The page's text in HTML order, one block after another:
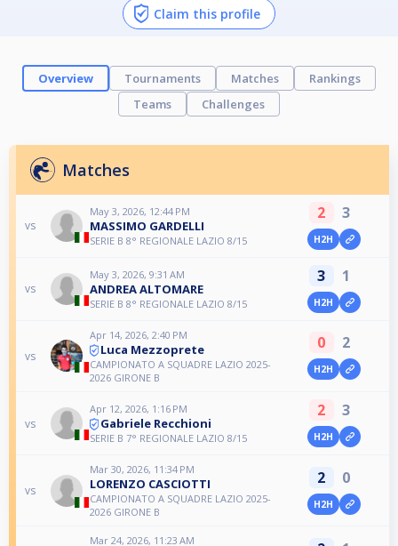
Claim this profile
Overview Tournaments Matches
Rankings
Teams
Challenges
Matches
vs
May 3, 2026, 12:44 PM
MASSIMO GARDELLI
SERIE B 8° REGIONALE LAZIO 8/15
2 3
H2H
vs
May 3, 2026, 9:31 AM
ANDREA ALTOMARE
SERIE B 8° REGIONALE LAZIO 8/15
3 1
H2H
vs
Apr 14, 2026, 2:40 PM
Luca Mezzoprete
CAMPIONATO A SQUADRE LAZIO 2025-
2026 GIRONE B
0 2
H2H
vs
Apr 12, 2026, 1:16 PM
Gabriele Recchioni
SERIE B 7° REGIONALE LAZIO 8/15
2 3
H2H
vs
Mar 30, 2026, 11:34 PM
LORENZO CASCIOTTI
CAMPIONATO A SQUADRE LAZIO 2025-
2026 GIRONE B
2 0
H2H
Mar 24, 2026, 11:23 AM